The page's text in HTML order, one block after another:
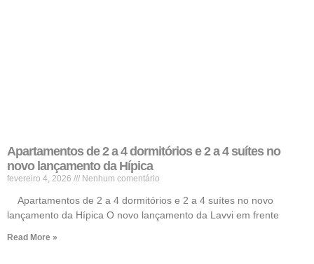
Apartamentos de 2 a 4 dormitórios e 2 a 4 suítes no
novo lançamento da Hípica
fevereiro 4, 2026 Nenhum comentário
Apartamentos de 2 a 4 dormitórios e 2 a 4 suítes no novo
lançamento da Hípica O novo lançamento da Lavvi em frente
Read More »